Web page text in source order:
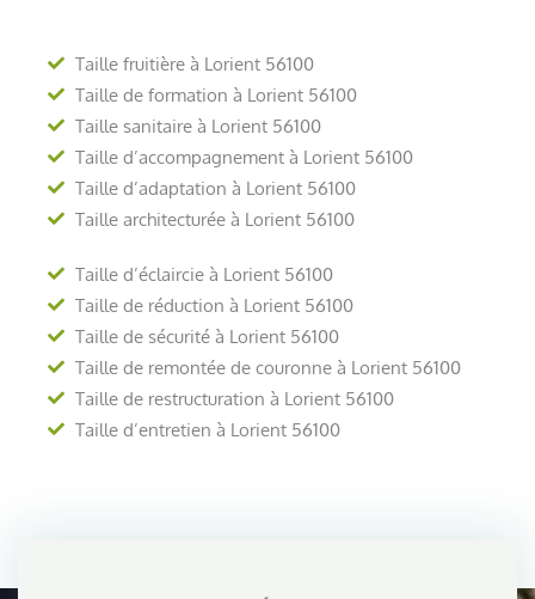
Taille fruitière à Lorient 56100
Taille de formation à Lorient 56100
Taille sanitaire à Lorient 56100
Taille d’accompagnement à Lorient 56100
Taille d’adaptation à Lorient 56100
Taille architecturée à Lorient 56100
Taille d’éclaircie à Lorient 56100
Taille de réduction à Lorient 56100
Taille de sécurité à Lorient 56100
Taille de remontée de couronne à Lorient 56100
Taille de restructuration à Lorient 56100
Taille d’entretien à Lorient 56100